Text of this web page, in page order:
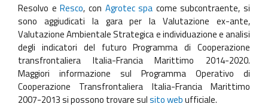
Resolvo eResco, con Agrotec spa come subcontraente, si
sono aggiudicati la gara per la Valutazione ex-ante,
Valutazione Ambientale Strategica e individuazione e analisi
degli indicatori del futuro Programma di Cooperazione
transfrontaliera Italia-Francia Marittimo 2014-2020.
Maggiori informazione sul Programma Operativo di
Cooperazione Transfrontaliera Italia-Francia Marittimo
2007-2013 si possono trovare sulsito webufficiale.